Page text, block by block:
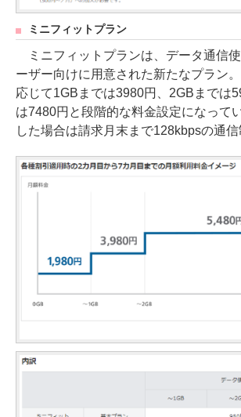
ミニフィットプラン
ミニフィットプランは、データ通信
ーザー向けに用意された新たなプラン
応じて1GBまでは3980円、2GBまでは
は7480円と段階的な料金設定になって
した場合は請求月末まで128kbpsの通信